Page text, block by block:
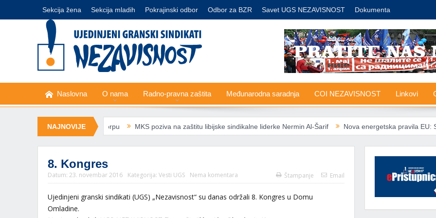
Sekcija žena Sekcija mladih Pokrajinski odbor Odbor za BZR Savet UGS NEZAVISNOST Dokumenta
Naslovna O nama Radno-pravna zaštita Međunarodna saradnja COI NEZAVISNOST Linkovi
NAJNOVIJE
minimalnu korpu MKS poziva na zaštitu libijske sindikalne liderke Nermin Al-Šarif Nova energetska pravila EU: Socijalno
8. Kongres
Datum: 23. novembar 2016 Kategorija: Vesti UGS Nema komentara Štampanje Email
Ujedinjeni granski sindikati (UGS) „Nezavisnost“ su danas održali 8. Kongres u Domu
Omladine.